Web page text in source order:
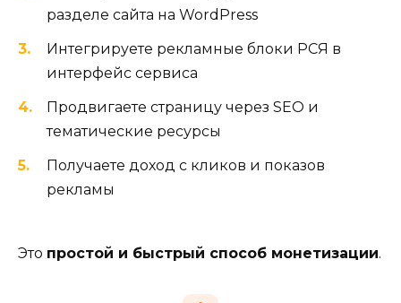
разделе сайта на WordPress
Интегрируете рекламные блоки РСЯ в
интерфейс сервиса
Продвигаете страницу через SEO и
тематические ресурсы
Получаете доход с кликов и показов
рекламы
Это простой и быстрый способ монетизации.